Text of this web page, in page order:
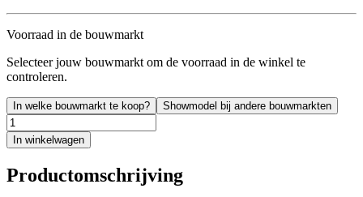
Voorraad in de bouwmarkt
Selecteer jouw bouwmarkt om de voorraad in de winkel te
controleren.
In welke bouwmarkt te koop? Showmodel bij andere bouwmarkten
In winkelwagen
Productomschrijving